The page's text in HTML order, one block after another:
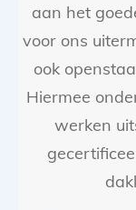
aan het
voor ons
ook
Hiermee
werken